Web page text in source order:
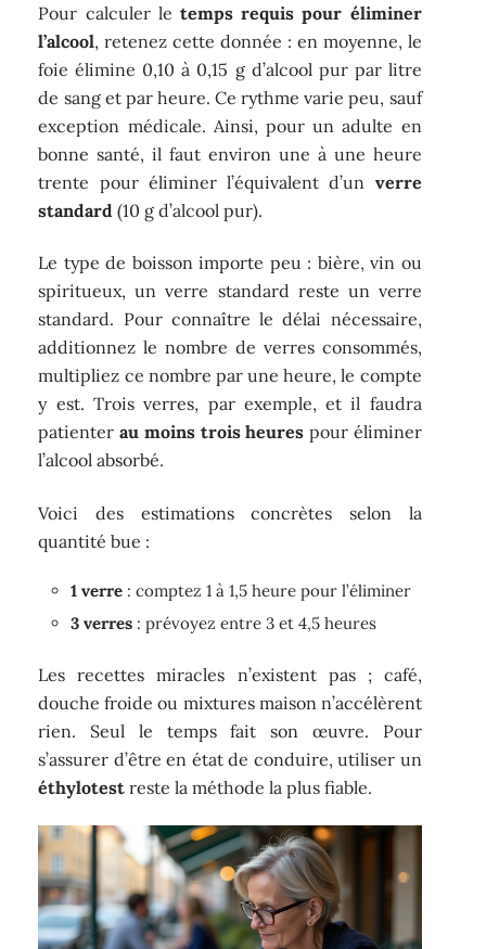
Pour calculer le temps requis pour éliminer
l’alcool, retenez cette donnée : en moyenne, le
foie élimine 0,10 à 0,15 g d’alcool pur par litre
de sang et par heure. Ce rythme varie peu, sauf
exception médicale. Ainsi, pour un adulte en
bonne santé, il faut environ une à une heure
trente pour éliminer l’équivalent d’un verre
standard (10 g d’alcool pur).
Le type de boisson importe peu : bière, vin ou
spiritueux, un verre standard reste un verre
standard. Pour connaître le délai nécessaire,
additionnez le nombre de verres consommés,
multipliez ce nombre par une heure, le compte
y est. Trois verres, par exemple, et il faudra
patienterau moins trois heures pour éliminer
l’alcool absorbé.
Voici des estimations concrètes selon la
quantité bue :
1 verre : comptez 1 à 1,5 heure pour l’éliminer
3 verres : prévoyez entre 3 et 4,5 heures
Les recettes miracles n’existent pas ; café,
douche froide ou mixtures maison n’accélèrent
rien. Seul le temps fait son œuvre. Pour
s’assurer d’être en état de conduire, utiliser un
éthylotest reste la méthode la plus fiable.